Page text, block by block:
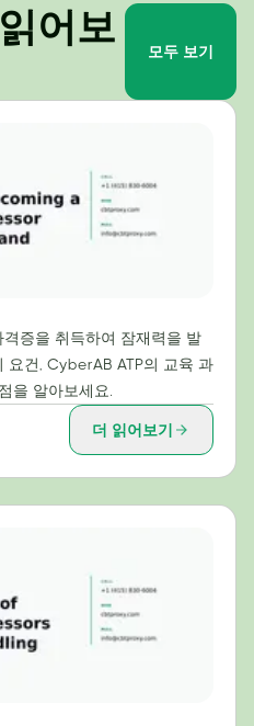
어보
모두 보기
증을 취득하여 잠재력을 발
요건, CyberAB ATP의 교육 과
을 알아보세요.
더 읽어보기